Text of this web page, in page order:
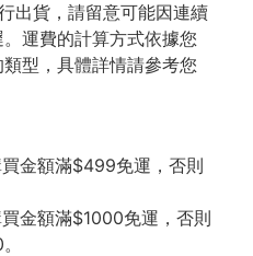
出貨，請留意可能因連續
運費的計算方式依據您
型，具體詳情請參考您
金額滿$499免運，否則
金額滿$1000免運，否則